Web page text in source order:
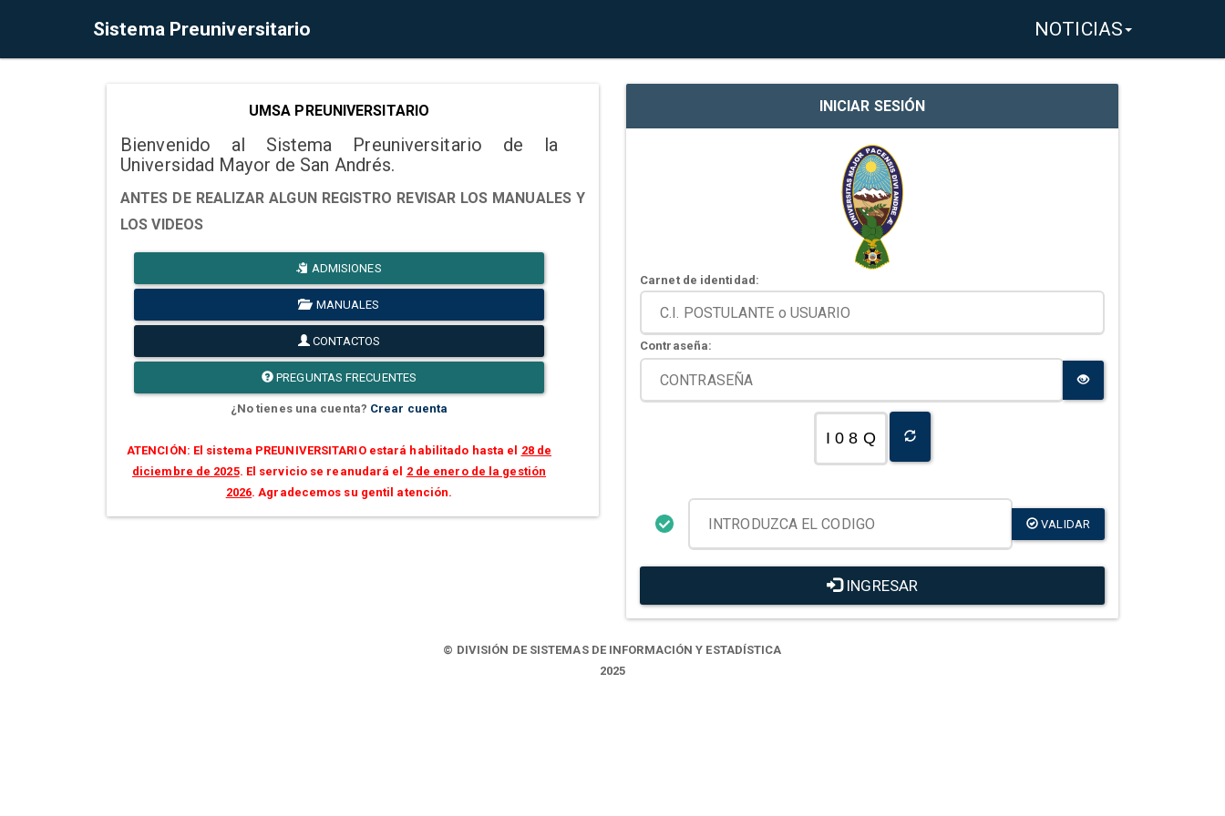
Sistema Preuniversitario NOTICIAS
UMSA PREUNIVERSITARIO
Bienvenido al Sistema Preuniversitario de la
Universidad Mayor de San Andrés.
ANTES DE REALIZAR ALGUN REGISTRO REVISAR LOS MANUALES Y
LOS VIDEOS
ADMISIONES
MANUALES
CONTACTOS
PREGUNTAS FRECUENTES
¿No tienes una cuenta? Crear cuenta
ATENCIÓN: El sistema PREUNIVERSITARIO estará habilitado hasta el 28 de
diciembre de 2025. El servicio se reanudará el 2 de enero de la gestión
2026. Agradecemos su gentil atención.
INICIAR SESIÓN
Carnet de identidad:
Contraseña:
I 0 8 Q
VALIDAR
INGRESAR
© DIVISIÓN DE SISTEMAS DE INFORMACIÓN Y ESTADÍSTICA
2025